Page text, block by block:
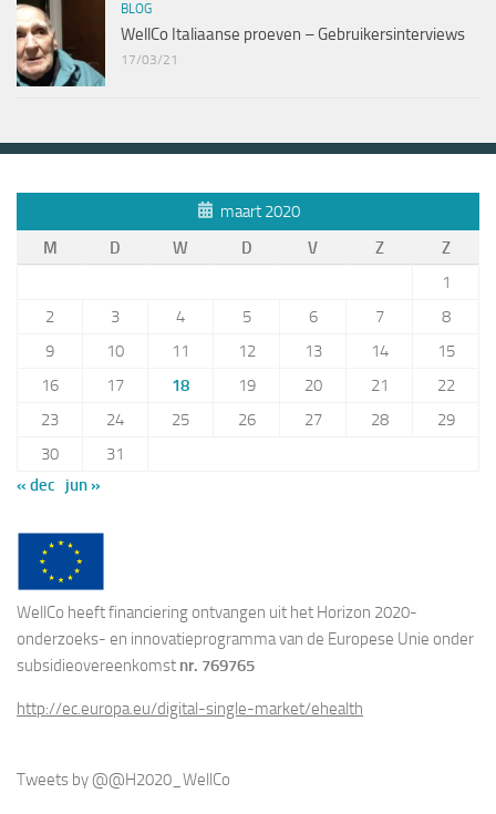
BLOG
WellCo Italiaanse proeven – Gebruikersinterviews
17/03/21
maart 2020
M
D W D V Z
Z
1
2
3 4 5 6 7
8
9
10 11 12 13 14
15
16
17 18 19 20 21
22
23
24 25 26 27 28
29
30
31
« dec
jun »
WellCo heeft financiering ontvangen uit het Horizon 2020-
onderzoeks- en innovatieprogramma van de Europese Unie onder
subsidieovereenkomst nr. 769765
http://ec.europa.eu/digital-single-market/ehealth
Tweets by @@H2020_WellCo